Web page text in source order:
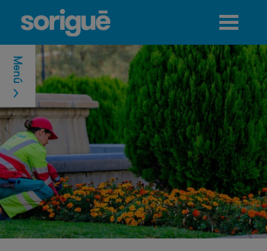
Jump to navigation
Menú